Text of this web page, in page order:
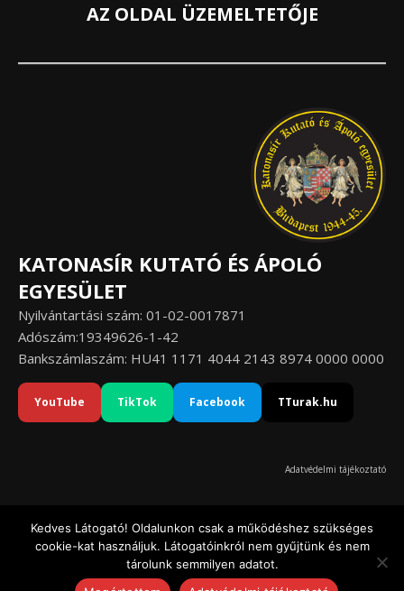
AZ OLDAL ÜZEMELTETŐJE
KATONASÍR KUTATÓ ÉS ÁPOLÓ
EGYESÜLET
Nyilvántartási szám: 01-02-0017871
Adószám:19349626-1-42
Bankszámlaszám: HU41 1171 4044 2143 8974 0000 0000
YouTube TikTok Facebook TTurak.hu
Adatvédelmi tájékoztató
© Katonasír Kutató és Ápoló Egyesület 2020-2026
Ashe a sablont készítette: WP Royal
Kedves Látogató! Oldalunkon csak a működéshez szükséges
cookie-kat használjuk. Látogatóinkról nem gyűjtünk és nem
tárolunk semmilyen adatot.